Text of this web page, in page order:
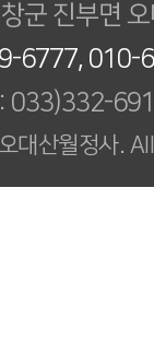
군 진부면
6777, 010-
033)332-
대산월정사.